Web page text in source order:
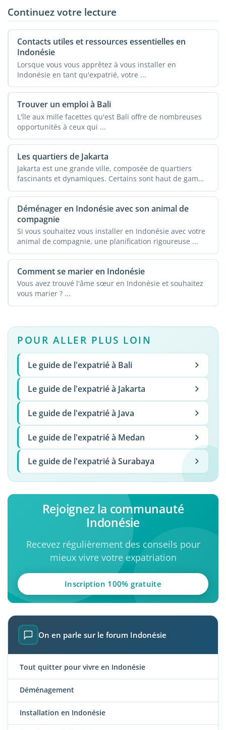
Continuez votre lecture
Contacts utiles et ressources essentielles en
Indonésie
Lorsque vous vous apprêtez à vous installer en
Indonésie en tant qu'expatrié, votre ...
Trouver un emploi à Bali
L'île aux mille facettes qu'est Bali offre de nombreuses
opportunités à ceux qui ...
Les quartiers de Jakarta
Jakarta est une grande ville, composée de quartiers
fascinants et dynamiques. Certains sont haut de gamme
...
Déménager en Indonésie avec son animal de
compagnie
Si vous souhaitez vous installer en Indonésie avec votre
animal de compagnie, une planification rigoureuse ...
Comment se marier en Indonésie
Vous avez trouvé l'âme sœur en Indonésie et souhaitez
vous marier ? ...
POUR ALLER PLUS LOIN
Le guide de l'expatrié à Bali
Le guide de l'expatrié à Jakarta
Le guide de l'expatrié à Java
Le guide de l'expatrié à Medan
Le guide de l'expatrié à Surabaya
Rejoignez la communauté
Indonésie
Recevez régulièrement des conseils pour
mieux vivre votre expatriation
Inscription 100% gratuite
On en parle sur le forum Indonésie
Tout quitter pour vivre en Indonésie
Déménagement
Installation en Indonésie